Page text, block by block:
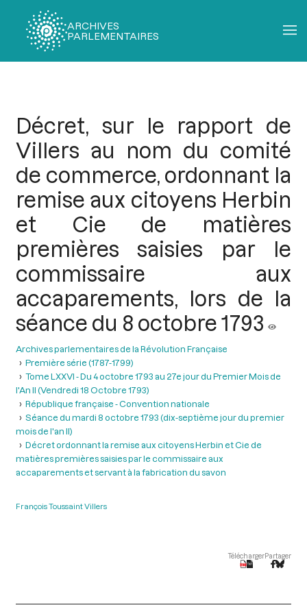
ARCHIVES
PARLEMENTAIRES
Décret, sur le rapport de
Villers au nom du comité
de commerce, ordonnant la
remise aux citoyens Herbin
et Cie de matières
premières saisies par le
commissaire aux
accaparements, lors de la
séance du 8 octobre 1793
Archives parlementaires de la Révolution Française
Première série (1787-1799)
Tome LXXVI - Du 4 octobre 1793 au 27e jour du Premier Mois de
l'An II (Vendredi 18 Octobre 1793)
République française - Convention nationale
Séance du mardi 8 octobre 1793 (dix-septième jour du premier
mois de l'an II)
Décret ordonnant la remise aux citoyens Herbin et Cie de
matières premières saisies par le commissaire aux
accaparements et servant à la fabrication du savon
François Toussaint Villers
TéléchargerPartager